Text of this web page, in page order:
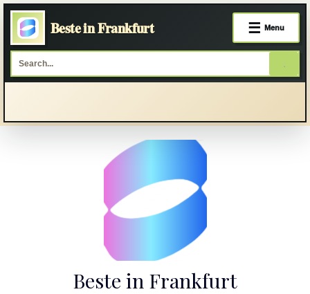
Beste in Frankfurt ☰ Menu
Beste in Frankfurt